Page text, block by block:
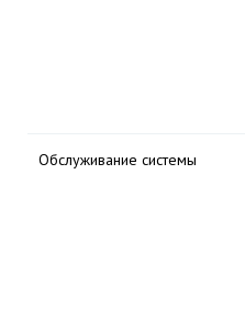
Обслуживание системы